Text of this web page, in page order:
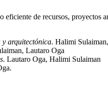
de recursos, proyectos
y arquitectónica. Halimi
Lautaro Oga
. Lautaro Oga, Halimi Sulaiman